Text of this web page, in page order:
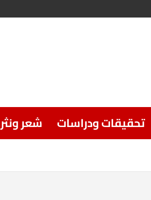
تحقيقات ودراسات شعر ونثر